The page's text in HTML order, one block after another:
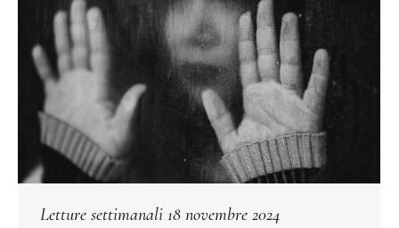
Letture settimanali 18 novembre 2024